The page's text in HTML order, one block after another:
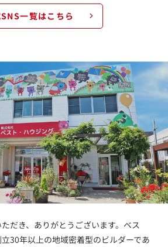
一覧はこちら
だき、ありがとうございます。ベス
30年以上の地域密着型のビルダーであ